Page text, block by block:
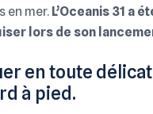
en mer. L’Oceanis 31 a
lors de son
en toute
à pied.